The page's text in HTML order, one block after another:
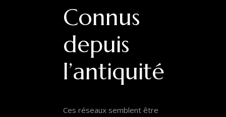
Connus
depuis
l’antiquité
Ces réseaux semblent être